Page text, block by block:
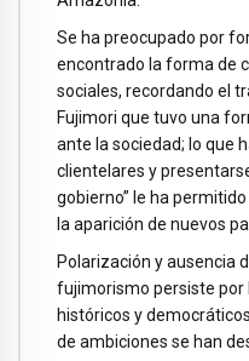
Se ha preocupado por
encontrado la forma de
sociales, recordando el
Fujimori que tuvo una
ante la sociedad; lo que
clientelares y
gobierno” le ha
la aparición de nuevos
Polarización y ausencia
fujimorismo persiste por
históricos y
de ambiciones se han